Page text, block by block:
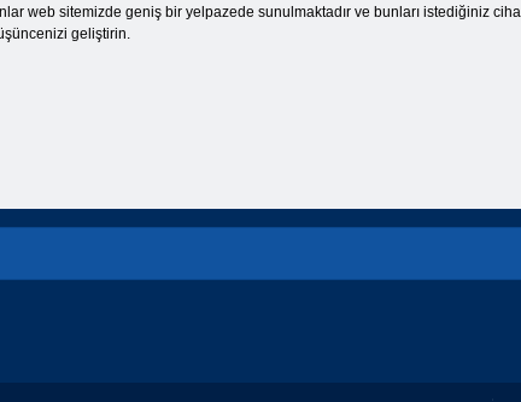
web sitemizde geniş bir yelpazede sunulmaktadır ve bunları istediğiniz
geliştirin.